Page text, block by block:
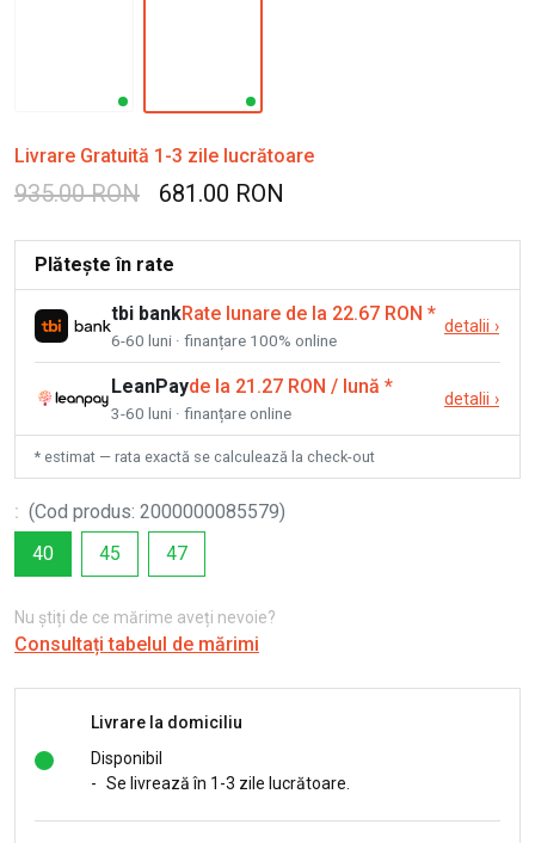
Livrare Gratuită 1-3 zile lucrătoare
935.00 RON 681.00 RON
Plătește în rate
tbi bankRate lunare de la 22.67 RON *
6-60 luni · finanțare 100% online
detalii ›
LeanPayde la 21.27 RON / lună *
3-60 luni · finanțare online
detalii ›
* estimat — rata exactă se calculează la check-out
: (Cod produs: 2000000085579)
40
45 47
Nu știți de ce mărime aveți nevoie?
Consultați tabelul de mărimi
Livrare la domiciliu
Disponibil
- Se livrează în 1-3 zile lucrătoare.